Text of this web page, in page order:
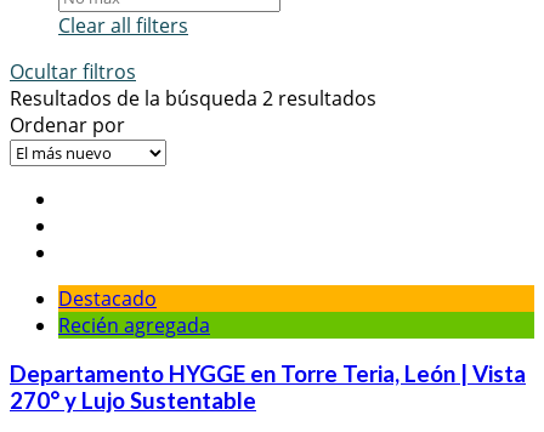
Clear all filters
Ocultar filtros
Resultados de la búsqueda 2 resultados
Ordenar por
Destacado
Recién agregada
Departamento HYGGE en Torre Teria, León | Vista
270° y Lujo Sustentable